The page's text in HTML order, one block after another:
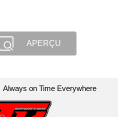
APERÇU
Always on Time Everywhere